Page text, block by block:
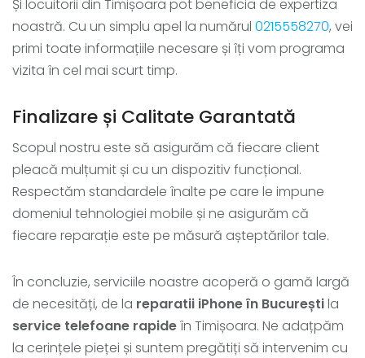
Și locuitorii din Timișoara pot beneficia de expertiza
noastră. Cu un simplu apel la numărul 0215558270, vei
primi toate informațiile necesare și îți vom programa
vizita în cel mai scurt timp.
Finalizare și Calitate Garantată
Scopul nostru este să asigurăm că fiecare client
pleacă mulțumit și cu un dispozitiv funcțional.
Respectăm standardele înalte pe care le impune
domeniul tehnologiei mobile și ne asigurăm că
fiecare reparație este pe măsură așteptărilor tale.
În concluzie, serviciile noastre acoperă o gamă largă
de necesități, de la reparatii iPhone în Bucureștila
service telefoane rapideîn Timișoara. Ne adațpăm
la cerințele pieței și suntem pregătiți să intervenim cu